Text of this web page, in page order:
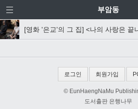
부암동
[영화 '은교'의 그 집] <나의 사랑은 끝나지 않았다 - 논산
로그인 회원가입
© EunHaengNaMu
도서출판 은행나무